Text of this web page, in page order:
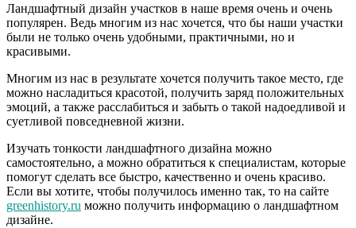
Ландшафтный дизайн участков в наше время очень и очень
популярен. Ведь многим из нас хочется, что бы наши участки
были не только очень удобными, практичными, но и
красивыми.
Многим из нас в результате хочется получить такое место, где
можно насладиться красотой, получить заряд положительных
эмоций, а также расслабиться и забыть о такой надоедливой и
суетливой повседневной жизни.
Изучать тонкости ландшафтного дизайна можно
самостоятельно, а можно обратиться к специалистам, которые
помогут сделать все быстро, качественно и очень красиво.
Если вы хотите, чтобы получилось именно так, то на сайте
greenhistory.ru можно получить информацию о ландшафтном
дизайне.